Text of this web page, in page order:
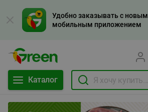
Удобно заказывать с новым
мобильным приложением
Каталог